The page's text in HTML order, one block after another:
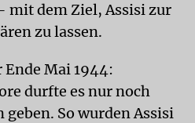
mit dem Ziel, Assisi zur
zu lassen.
Mai 1944:
durfte es nur noch
So wurden Assisi